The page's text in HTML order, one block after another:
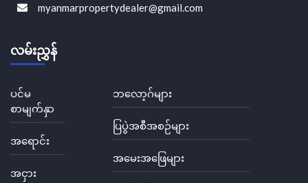
myanmarpropertydealer@gmail.com
လမ်းညွှန်
ပင်မ
စာမျက်နှာ
အရောင်း
အငှား
ဘလော့ဂ်များ
ပြပွဲအစီအစဉ်များ
အမေးအဖြေများ